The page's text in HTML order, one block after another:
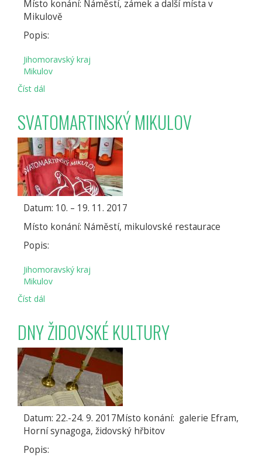
Místo konání: Náměstí, zámek a další místa v
Mikulově
Popis:
Jihomoravský kraj
Mikulov
Číst dál
MIKULOVĚ
SVATOMARTINSKÝ MIKULOV
Datum: 10. – 19. 11. 2017
Místo konání: Náměstí, mikulovské restaurace
Popis:
Jihomoravský kraj
Mikulov
Číst dál
DNY ŽIDOVSKÉ KULTURY
Datum: 22.-24. 9. 2017Místo konání: galerie Efram,
Horní synagoga, židovský hřbitov
Popis: